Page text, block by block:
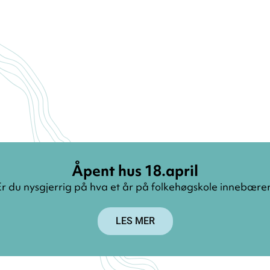
Åpent hus 18.april
du nysgjerrig på hva et år på folkehøgskole
LES MER